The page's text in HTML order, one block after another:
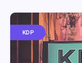
KDP